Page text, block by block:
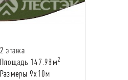
2 этажа
Площадь 147.98м2
Размеры 9х10м